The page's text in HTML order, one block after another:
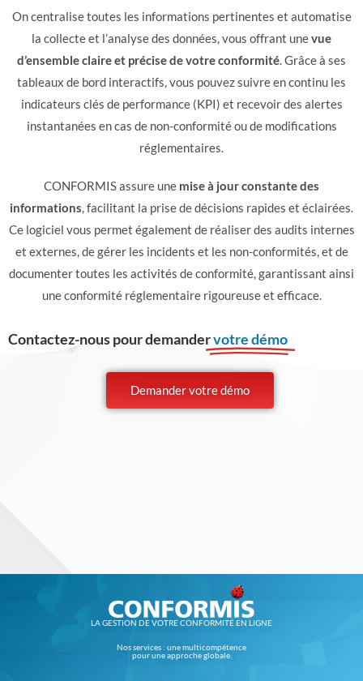
On centralise toutes les informations pertinentes et automatise
la collecte et l’analyse des données, vous offrant unevue
d’ensemble claire et précise de votre conformité. Grâce à ses
tableaux de bord interactifs, vous pouvez suivre en continu les
indicateurs clés de performance (KPI) et recevoir des alertes
instantanées en cas de non-conformité ou de modifications
réglementaires.
CONFORMIS assure une mise à jour constante des
informations, facilitant la prise de décisions rapides et éclairées.
Ce logiciel vous permet également de réaliser des audits internes
et externes, de gérer les incidents et les non-conformités, et de
documenter toutes les activités de conformité, garantissant ainsi
une conformité réglementaire rigoureuse et efficace.
Contactez-nous pour demandervotre démo
Demander votre démo
LA GESTION DE VOTRE CONFORMITÉ EN LIGNE
Nos services : une multicompétence
pour une approche globale.